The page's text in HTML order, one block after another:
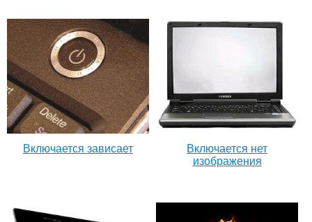
Включается зависает
Включается нет
изображения